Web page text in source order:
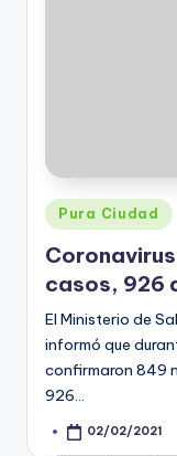
Posted
in
Pura Ciudad
casos, 926
El Ministerio de
informó que
confirmaron 849
926…
Posted02/02/2021